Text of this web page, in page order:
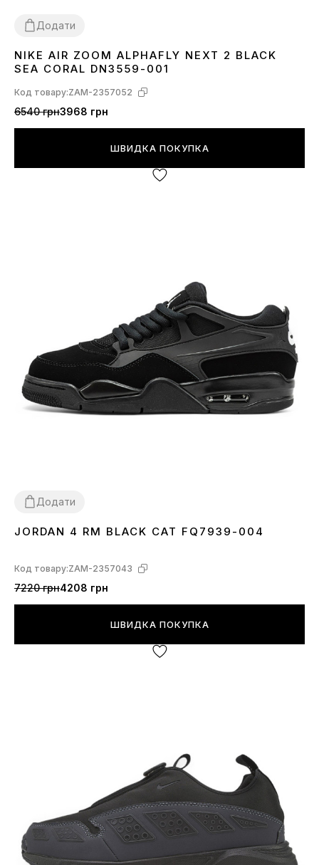
Додати
3637 38 39 4045
NIKE AIR ZOOM ALPHAFLY NEXT 2 BLACK
SEA CORAL DN3559-001
Код товару:ZAM-2357052
6540 грн3968 грн
ШВИДКА ПОКУПКА
Додати
41424344 45
JORDAN 4 RM BLACK CAT FQ7939-004
Код товару:ZAM-2357043
7220 грн4208 грн
ШВИДКА ПОКУПКА